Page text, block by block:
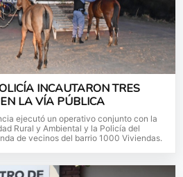
INCAUTARON TRES
LA VÍA PÚBLICA
ejecutó un operativo conjunto con la
Rural y Ambiental y la Policía del
de vecinos del barrio 1000 Viviendas.